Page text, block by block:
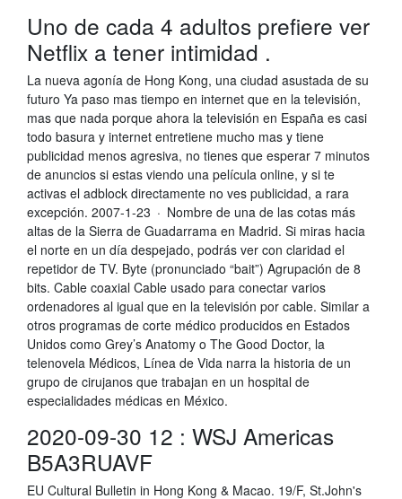
Uno de cada 4 adultos prefiere ver
Netflix a tener intimidad .
La nueva agonía de Hong Kong, una ciudad asustada de su
futuro Ya paso mas tiempo en internet que en la televisión,
mas que nada porque ahora la televisión en España es casi
todo basura y internet entretiene mucho mas y tiene
publicidad menos agresiva, no tienes que esperar 7 minutos
de anuncios si estas viendo una película online, y si te
activas el adblock directamente no ves publicidad, a rara
excepción. 2007-1-23 · Nombre de una de las cotas más
altas de la Sierra de Guadarrama en Madrid. Si miras hacia
el norte en un día despejado, podrás ver con claridad el
repetidor de TV. Byte (pronunciado “bait”) Agrupación de 8
bits. Cable coaxial Cable usado para conectar varios
ordenadores al igual que en la televisión por cable. Similar a
otros programas de corte médico producidos en Estados
Unidos como Grey’s Anatomy o The Good Doctor, la
telenovela Médicos, Línea de Vida narra la historia de un
grupo de cirujanos que trabajan en un hospital de
especialidades médicas en México.
2020-09-30 12 : WSJ Americas
B5A3RUAVF
EU Cultural Bulletin in Hong Kong & Macao. 19/F, St.John's